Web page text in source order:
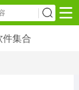
资讯教程
件集合